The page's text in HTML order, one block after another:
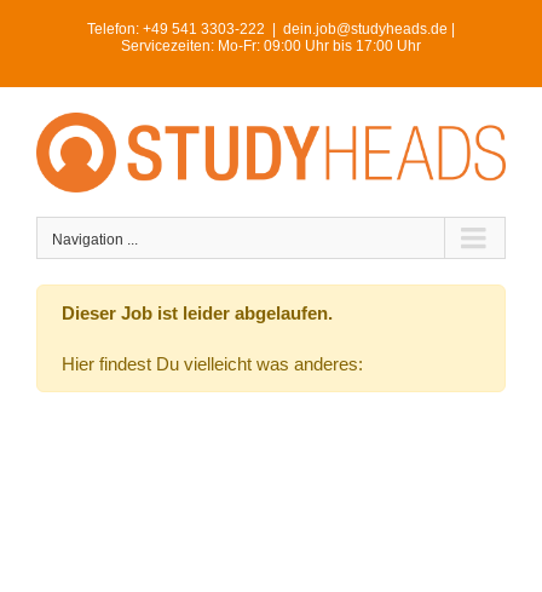
Telefon: +49 541 3303-222
dein.job@studyheads.de |
Servicezeiten: Mo-Fr: 09:00 Uhr bis 17:00 Uhr
Navigation ...
Dieser Job ist leider abgelaufen.
Hier findest Du vielleicht was anderes: